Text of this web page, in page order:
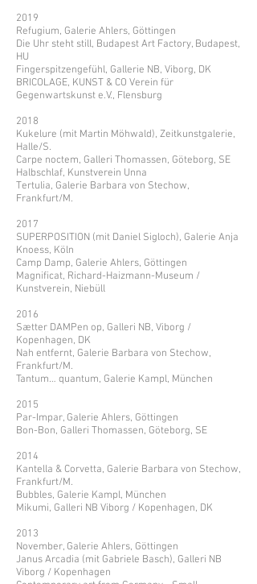
2019
Refugium, Galerie Ahlers, Göttingen
Die Uhr steht still, Budapest Art Factory, Budapest,
HU
Fingerspitzengefühl, Gallerie NB, Viborg, DK
BRICOLAGE, KUNST & CO Verein für
Gegenwartskunst e.V., Flensburg
2018
Kukelure (mit Martin Möhwald), Zeitkunstgalerie,
Halle/S.
Carpe noctem, Galleri Thomassen, Göteborg, SE
Halbschlaf, Kunstverein Unna
Tertulia, Galerie Barbara von Stechow,
Frankfurt/M.
2017
SUPERPOSITION (mit Daniel Sigloch), Galerie Anja
Knoess, Köln
Camp Damp, Galerie Ahlers, Göttingen
Magnificat, Richard-Haizmann-Museum /
Kunstverein, Niebüll
2016
Sætter DAMPen op, Galleri NB, Viborg /
Kopenhagen, DK
Nah entfernt, Galerie Barbara von Stechow,
Frankfurt/M.
Tantum… quantum, Galerie Kampl, München
2015
Par-Impar, Galerie Ahlers, Göttingen
Bon-Bon, Galleri Thomassen, Göteborg, SE
2014
Kantella & Corvetta, Galerie Barbara von Stechow,
Frankfurt/M.
Bubbles, Galerie Kampl, München
Mikumi, Galleri NB Viborg / Kopenhagen, DK
2013
November, Galerie Ahlers, Göttingen
Janus Arcadia (mit Gabriele Basch), Galleri NB
Viborg / Kopenhagen